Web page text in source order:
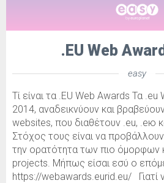
.ΕU Web
easy
Τί είναι τα .EU Web Awards Τα
2014, αναδεικνύουν και
websites, που διαθέτουν .eu, .ею
Στόχος τους είναι να
την ορατότητα των πιο όμορφων
projects. Μήπως είσαι εσύ ο
https://webawards.eurid.eu/ Γιατί